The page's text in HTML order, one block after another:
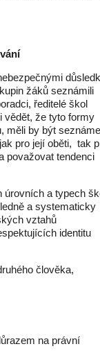
žáků seznámili
ředitelé škol
vědět, že tyto formy
měli by být
pro její oběti, tak
považovat tendenci
úrovních a typech
a systematicky
vztahů
identitu
člověka,
na právní